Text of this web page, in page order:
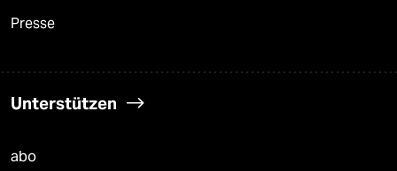
Presse
Unterstützen
abo